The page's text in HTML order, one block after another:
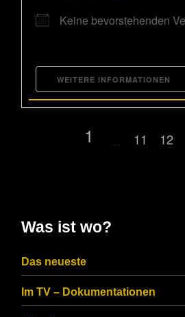
Keine bevorstehenden
WEITERE INFORMATIONEN
1 11 12
Was ist wo?
Das neueste
Im TV – Dokumentationen